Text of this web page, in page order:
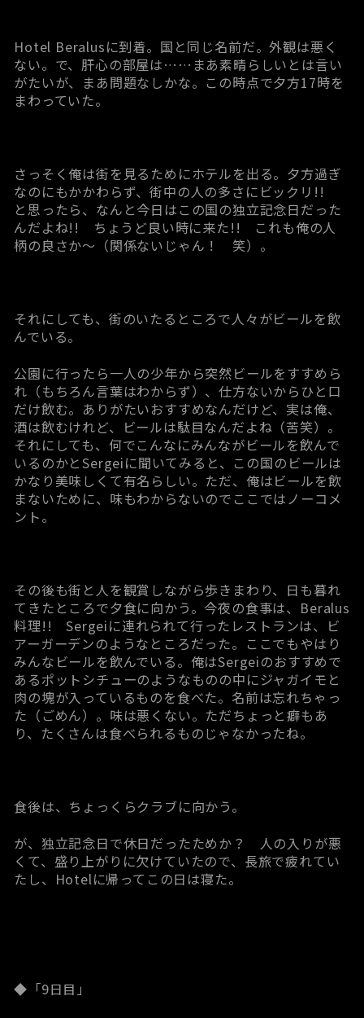
Hotel Beralusに到着。国と同じ名前だ。外観は悪く
ない。で、肝心の部屋は……まあ素晴らしいとは言い
がたいが、まあ問題なしかな。この時点で夕方17時を
まわっていた。
さっそく俺は街を見るためにホテルを出る。夕方過ぎ
なのにもかかわらず、街中の人の多さにビックリ!!
と思ったら、なんと今日はこの国の独立記念日だった
んだよね!! ちょうど良い時に来た!! これも俺の人
柄の良さか～（関係ないじゃん！ 笑）。
それにしても、街のいたるところで人々がビールを飲
んでいる。
公園に行ったら一人の少年から突然ビールをすすめら
れ（もちろん言葉はわからず）、仕方ないからひと口
だけ飲む。ありがたいおすすめなんだけど、実は俺、
酒は飲むけれど、ビールは駄目なんだよね（苦笑）。
それにしても、何でこんなにみんながビールを飲んで
いるのかとSergeiに聞いてみると、この国のビールは
かなり美味しくて有名らしい。ただ、俺はビールを飲
まないために、味もわからないのでここではノーコメ
ント。
その後も街と人を観賞しながら歩きまわり、日も暮れ
てきたところで夕食に向かう。今夜の食事は、Beralus
料理!! Sergeiに連れられて行ったレストランは、ビ
アーガーデンのようなところだった。ここでもやはり
みんなビールを飲んでいる。俺はSergeiのおすすめで
あるポットシチューのようなものの中にジャガイモと
肉の塊が入っているものを食べた。名前は忘れちゃっ
た（ごめん）。味は悪くない。ただちょっと癖もあ
り、たくさんは食べられるものじゃなかったね。
食後は、ちょっくらクラブに向かう。
が、独立記念日で休日だったためか？ 人の入りが悪
くて、盛り上がりに欠けていたので、長旅で疲れてい
たし、Hotelに帰ってこの日は寝た。
◆「9日目」